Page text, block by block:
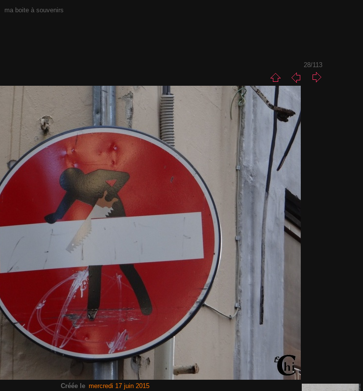
ma boite à souvenirs
28/113
Créée le mercredi 17 juin 2015